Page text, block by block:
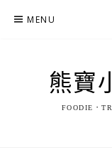
MENU
熊寶
FOODIE．